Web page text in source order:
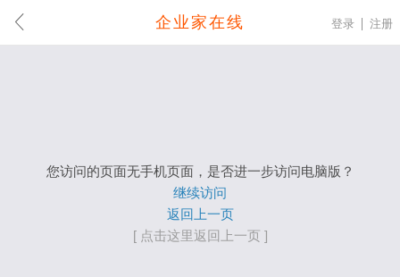
企业家在线 登录 注册
您访问的页面无手机页面，是否进一步访问电脑版？
继续访问
返回上一页
[ 点击这里返回上一页 ]